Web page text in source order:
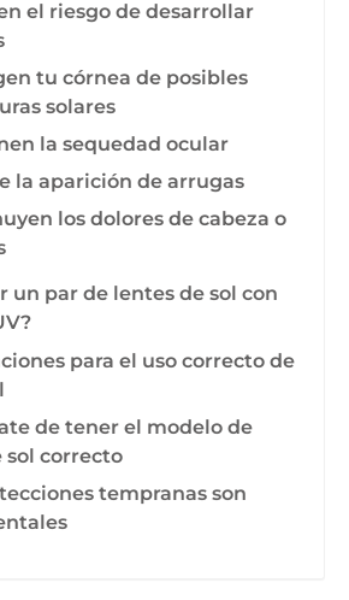
el riesgo de desarrollar
tu córnea de posibles
solares
la sequedad ocular
la aparición de arrugas
los dolores de cabeza o
un par de lentes de sol con
para el uso correcto de
de tener el modelo de
sol correcto
tempranas son